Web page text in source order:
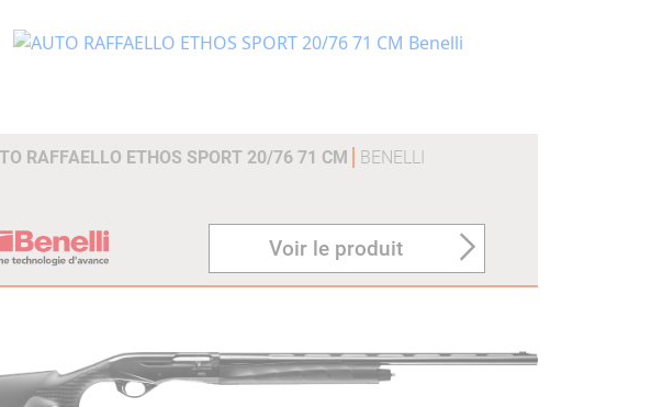
RAFFAELLO ETHOS SPORT 20/76 71 CM BENELLI
Voir le produit